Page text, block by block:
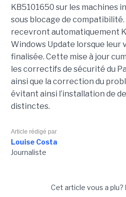
KB5101650 sur les machines
sous blocage de
recevront automatiquement
Windows Update lorsque leur
finalisée. Cette mise à jour
les correctifs de sécurité du
ainsi que la correction du
évitant ainsi l’installation de
distinctes.
Article rédigé par
Louise Costa
Journaliste
Cet article vous a plu?